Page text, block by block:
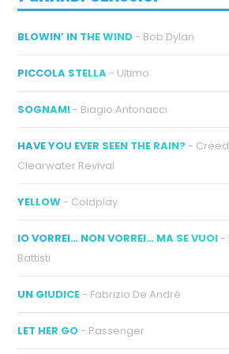
BLOWIN’ IN THE WIND - Bob Dylan
PICCOLA STELLA - Ultimo
SOGNAMI - Biagio Antonacci
HAVE YOU EVER SEEN THE RAIN? -
Clearwater Revival
YELLOW - Coldplay
IO VORREI… NON VORREI… MA SE VUOI -
Battisti
UN GIUDICE - Fabrizio De André
LET HER GO - Passenger